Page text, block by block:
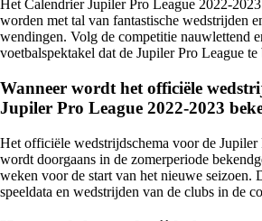
Het Calendrier Jupiler Pro League 2022-
worden met tal van fantastische wedstrijden
wendingen. Volg de competitie nauwlettend
voetbalspektakel dat de Jupiler Pro League te
Wanneer wordt het officiële
Jupiler Pro League 2022-2023
Het officiële wedstrijdschema voor de
wordt doorgaans in de zomerperiode
weken voor de start van het nieuwe seizoen.
speeldata en wedstrijden van de clubs in de